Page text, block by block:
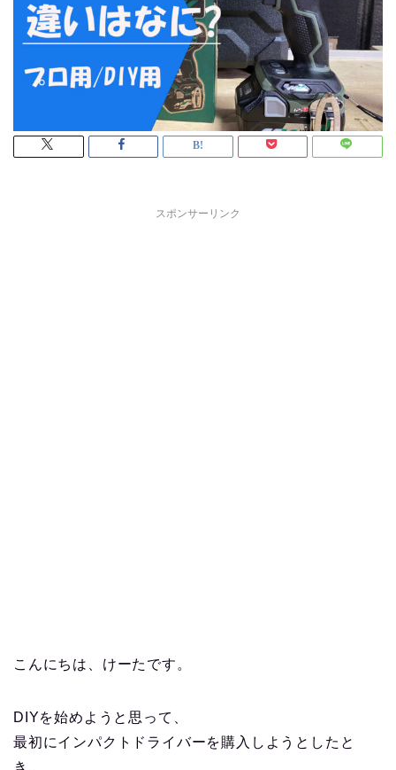
スポンサーリンク
こんにちは、けーたです。
DIYを始めようと思って、
最初にインパクトドライバーを購入しようとしたと